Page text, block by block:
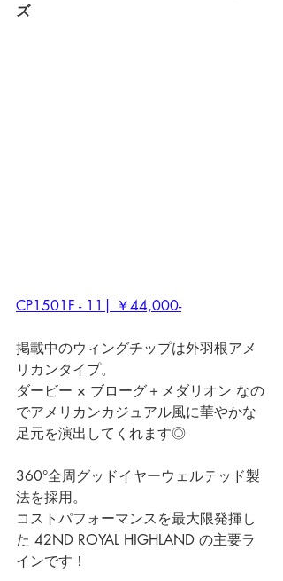
ズ
CP1501F - 11| ￥44,000-
掲載中のウィングチップは外羽根アメ
リカンタイプ。
ダービー × ブローグ＋メダリオン なの
でアメリカンカジュアル風に華やかな
足元を演出してくれます◎
360°全周グッドイヤーウェルテッド製
法を採用。
コストパフォーマンスを最大限発揮し
た 42ND ROYAL HIGHLAND の主要ラ
インです！